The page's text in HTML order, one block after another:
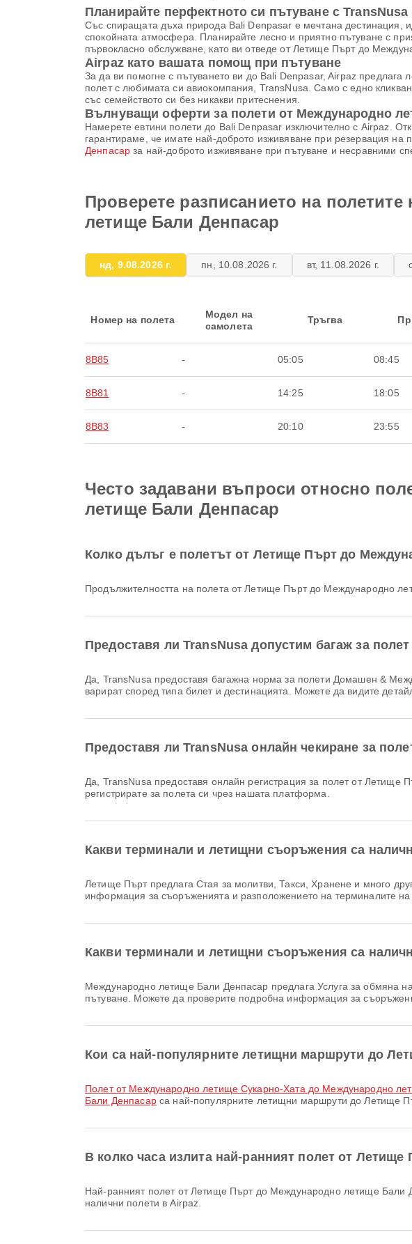
Планирайте перфектното си пътуване с TransNusa
Със спиращата дъха природа Bali Denpasar е мечтана дестинация,
спокойната атмосфера. Планирайте лесно и приятно пътуване с
първокласно обслужване, като ви отведе от Летище Пърт до
Airpaz като вашата помощ при пътуване
За да ви помогне с пътуването ви до Bali Denpasar, Airpaz предлага
полет с любимата си авиокомпания, TransNusa. Само с едно
със семейството си без никакви притеснения.
Вълнуващи оферти за полети от Международно
Намерете евтини полети до Bali Denpasar изключително с Airpaz.
гарантираме, че имате най-доброто изживяване при резервация на
Денпасар за най-доброто изживяване при пътуване и несравними
Проверете разписанието на
летище Бали Денпасар
нд, 9.08.2026 г. пн, 10.08.2026 г. вт, 11.08.2026 г.
Номер на полета
Модел на
самолета
Тръгва
8B85 - 05:05 08:45
8B81 - 14:25 18:05
8B83 - 20:10 23:55
Често задавани въпроси относно
летище Бали Денпасар
Колко дълъг е полетът от Летище Пърт до
Продължителността на полета от Летище Пърт до Международно
Предоставя ли TransNusa допустим багаж за
Да, TransNusa предоставя багажна норма за полети Домашен & Международен от Летище Пърт до Международно летище Бали Денпасар. Подробностите
варират според типа билет и дестинацията. Можете да видите
Предоставя ли TransNusa онлайн чекиране за
Да, TransNusa предоставя онлайн регистрация за полет от Летище Пърт до Международно летище Бали Денпасар, което ви позволява удобно да се
регистрирате за полета си чрез нашата платформа.
Какви терминали и летищни съоръжения са
Летище Пърт предлага Стая за молитви, Такси, Хранене и много други удобства за подобряване на вашето пътуване. Можете да проверите подробна
информация за съоръженията и разположението на терминалите на
Какви терминали и летищни съоръжения са
Международно летище Бали Денпасар предлага Услуга за обмяна на валута, Детска стая, Зона за изчакване и много други удобства за подобряване на вашето
пътуване. Можете да проверите подробна информация за
Кои са най-популярните летищни маршрути до
полет от Международно летище Сукарно-Хата до Международно
Бали Денпасарса най-популярните летищни маршрути до Летище
В колко часа излита най-ранният полет от
Най-ранният полет от Летище Пърт до Международно летище Бали Денпасар с TransNusa излита в 04:55. Можете да видите този график и да сравните други
налични полети в Airpaz.